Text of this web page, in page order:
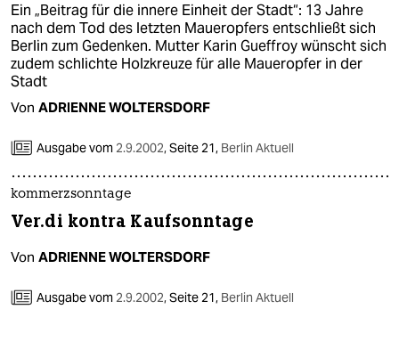
Ein „Beitrag für die innere Einheit der Stadt“: 13 Jahre
nach dem Tod des letzten Maueropfers entschließt sich
Berlin zum Gedenken. Mutter Karin Gueffroy wünscht sich
zudem schlichte Holzkreuze für alle Maueropfer in der
Stadt
Von ADRIENNE WOLTERSDORF
Ausgabe vom 2.9.2002,Seite 21, Berlin Aktuell
kommerzsonntage
Ver.di kontra Kaufsonntage
Von ADRIENNE WOLTERSDORF
Ausgabe vom 2.9.2002,Seite 21, Berlin Aktuell